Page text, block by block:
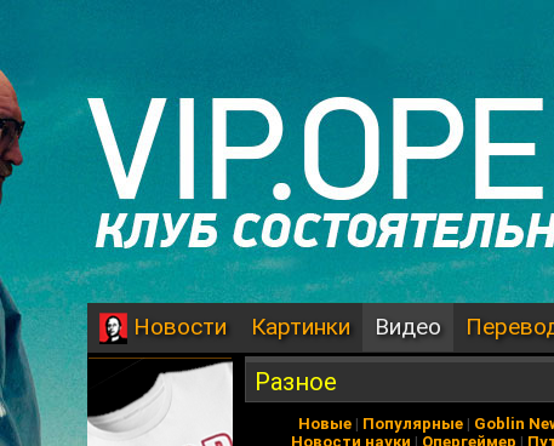
Новости Картинки Видео
Разное
Новые | Популярные | Goblin
Новости науки | Опергеймер |